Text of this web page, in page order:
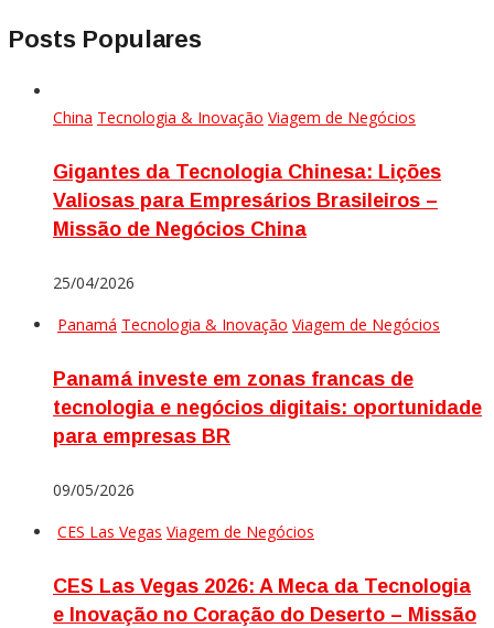
Posts Populares
China Tecnologia & Inovação Viagem de Negócios
Gigantes da Tecnologia Chinesa: Lições
Valiosas para Empresários Brasileiros –
Missão de Negócios China
25/04/2026
Panamá Tecnologia & Inovação Viagem de Negócios
Panamá investe em zonas francas de
tecnologia e negócios digitais: oportunidade
para empresas BR
09/05/2026
CES Las Vegas Viagem de Negócios
CES Las Vegas 2026: A Meca da Tecnologia
e Inovação no Coração do Deserto – Missão